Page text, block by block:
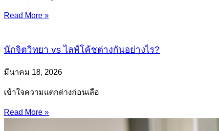
Read More »
นักจิตวิทยา vs ไลฟ์โค้ชต่างกันอย่างไร?
มีนาคม 18, 2026
เข้าใจความแตกต่างก่อนเลือ
Read More »